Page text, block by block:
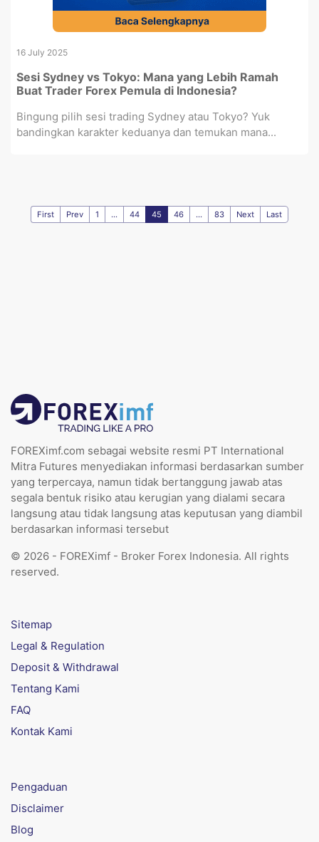
16 July 2025
Sesi Sydney vs Tokyo: Mana yang Lebih Ramah
Buat Trader Forex Pemula di Indonesia?
Bingung pilih sesi trading Sydney atau Tokyo? Yuk
bandingkan karakter keduanya dan temukan mana...
First Prev 1 ... 44 45 46 ... 83 Next Last
FOREXimf.com sebagai website resmi PT International
Mitra Futures menyediakan informasi berdasarkan sumber
yang terpercaya, namun tidak bertanggung jawab atas
segala bentuk risiko atau kerugian yang dialami secara
langsung atau tidak langsung atas keputusan yang diambil
berdasarkan informasi tersebut
© 2026 - FOREXimf - Broker Forex Indonesia. All rights
reserved.
Sitemap
Legal & Regulation
Deposit & Withdrawal
Tentang Kami
FAQ
Kontak Kami
Pengaduan
Disclaimer
Blog